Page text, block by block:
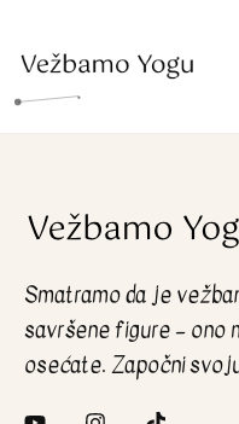
Smatramo da je
savršene figure – ono
osećate. Započni